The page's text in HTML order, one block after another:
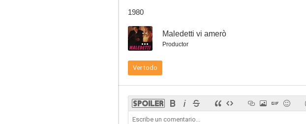
1980
-- Maledetti vi amerò
Productor
Ver todo